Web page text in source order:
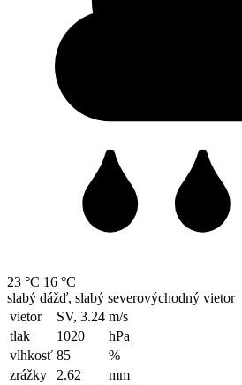
23 °C 16 °C
slabý dážď, slabý severovýchodný vietor
vietor
SV, 3.24 m/s
tlak
1020
hPa
vlhkosť 85
%
zrážky
2.62
mm